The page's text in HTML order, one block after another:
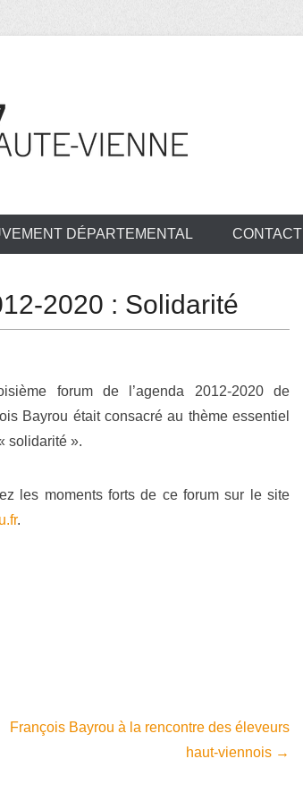
DÉPARTEMENTAL CONTACT
2020 : Solidarité
forum de l’agenda 2012-2020 de
Bayrou était consacré au thème essentiel
solidarité ».
les moments forts de ce forum sur le site
.
François Bayrou à la rencontre des éleveurs
haut-viennois →